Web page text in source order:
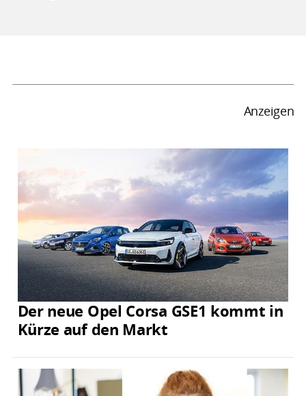
Anzeigen
Der neue Opel Corsa GSE1 kommt in
Kürze auf den Markt